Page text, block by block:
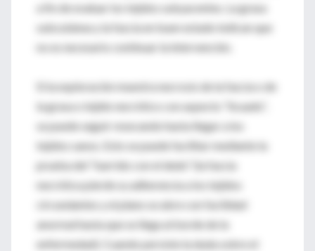
a fin de evaluar los tejidos subyacentes. La grasa
subcutánea y la fascia en buen estado indican que
no es necesario continuar la intervención.
Si la exploración muestra necrosis de la fascia o de
la grasa o tejido necrótico con aspecto “licuado”,
se puede seguir resecando hasta llegar a los
tejidos sanos. Esto se puede facilitar mediante la
prueba del “barrido con el dedo” (la fascia
necrótica pierde su adherencia a los tejidos
circundantes y el plano se abre con facilidad
anormal hasta que se llega al borde de la
enfermedad). Cuando persiste la duda sobre el